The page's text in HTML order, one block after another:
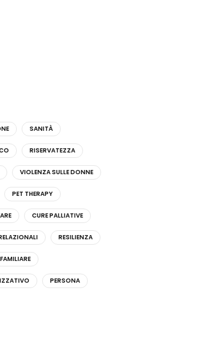
SANITÀ
RISERVATEZZA
VIOLENZA SULLE DONNE
PET THERAPY
CURE PALLIATIVE
RESILIENZA
PERSONA